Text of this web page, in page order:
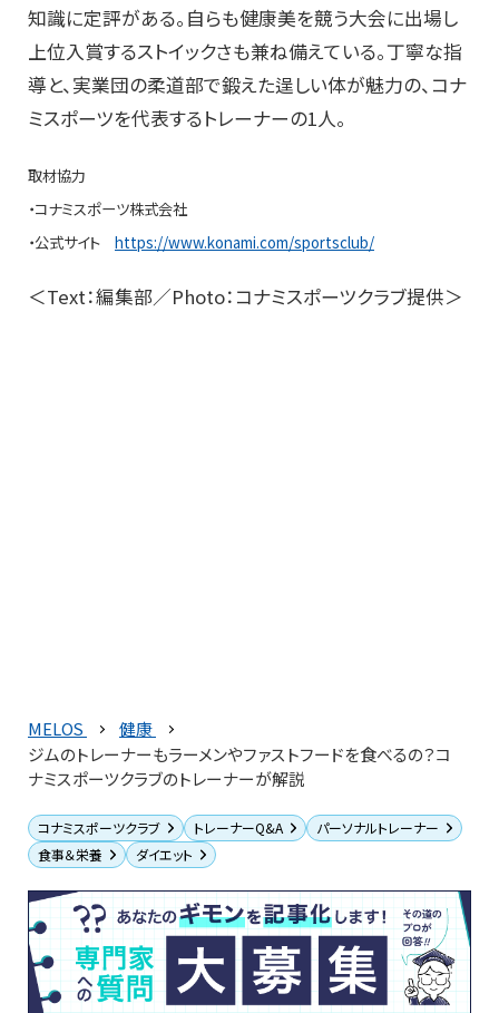
知識に定評がある。自らも健康美を競う大会に出場し
上位入賞するストイックさも兼ね備えている。丁寧な指
導と、実業団の柔道部で鍛えた逞しい体が魅力の、コナ
ミスポーツを代表するトレーナーの1人。
取材協力
・コナミスポーツ株式会社
・公式サイト https://www.konami.com/sportsclub/
＜Text：編集部／Photo：コナミスポーツクラブ提供＞
MELOS
健康
ジムのトレーナーもラーメンやファストフードを食べるの？コ
ナミスポーツクラブのトレーナーが解説
コナミスポーツクラブ トレーナーQ&A
パーソナルトレーナー
食事＆栄養
ダイエット